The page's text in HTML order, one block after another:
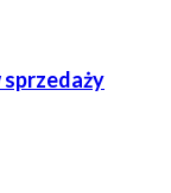
sprzedaży